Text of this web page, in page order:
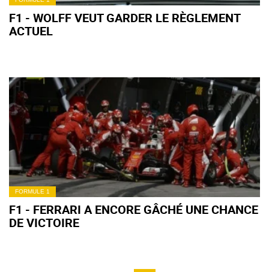
F1 - WOLFF VEUT GARDER LE RÈGLEMENT
ACTUEL
FORMULE 1
F1 - FERRARI A ENCORE GÂCHÉ UNE CHANCE
DE VICTOIRE